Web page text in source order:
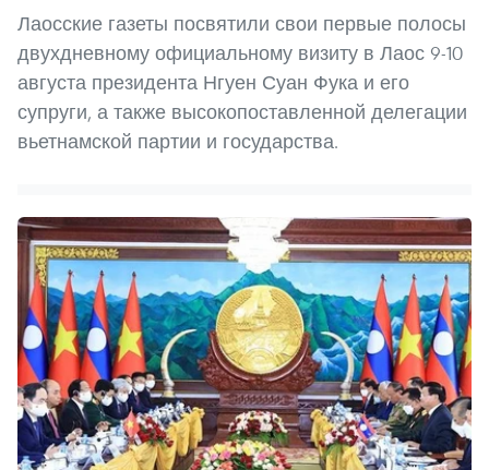
Лаосские газеты посвятили свои первые полосы
двухдневному официальному визиту в Лаос 9-10
августа президента Нгуен Суан Фука и его
супруги, а также высокопоставленной делегации
вьетнамской партии и государства.